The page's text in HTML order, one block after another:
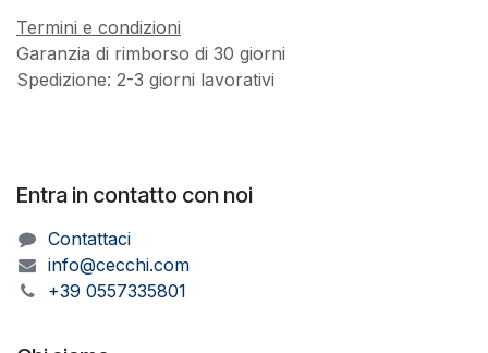
Termini e condizioni
Garanzia di rimborso di 30 giorni
Spedizione: 2-3 giorni lavorativi
Entra in contatto con noi
Contattaci
info@cecchi.com
+39 0557335801